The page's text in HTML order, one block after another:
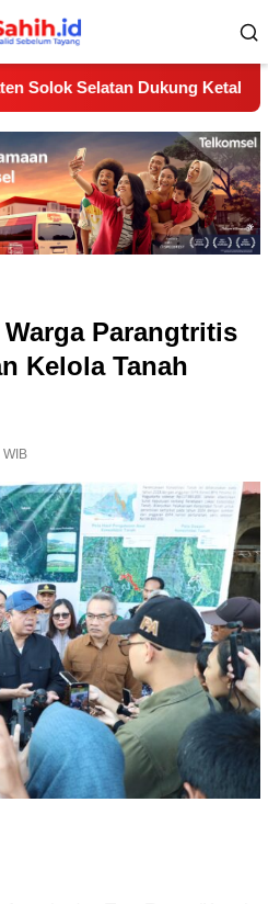
Dukung Ketahanan Pangan
Parangtritis
Kelola Tanah